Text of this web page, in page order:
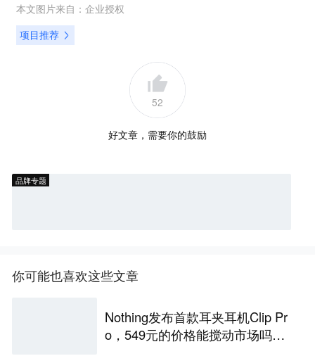
本文图片来自： 企业授权
项目推荐
52
好文章，需要你的鼓励
品牌专题
你可能也喜欢这些文章
Nothing发布首款耳夹耳机Clip Pr
o，549元的价格能搅动市场吗？